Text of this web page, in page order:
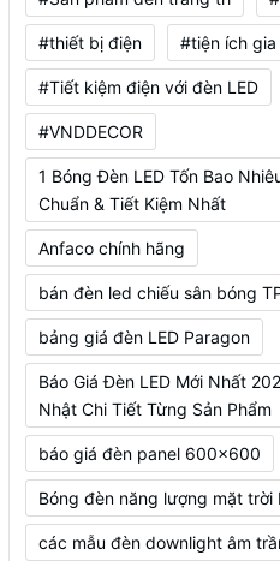
#thiết bị điện #tiện ích gia
#Tiết kiệm điện với đèn LED
#VNDDECOR
1 Bóng Đèn LED Tốn Bao
Chuẩn & Tiết Kiệm Nhất
Anfaco chính hãng
bán đèn led chiếu sân bóng
bảng giá đèn LED Paragon
Báo Giá Đèn LED Mới Nhất
Nhật Chi Tiết Từng Sản Phẩm
báo giá đèn panel 600x600
Bóng đèn năng lượng mặt trời
các mẫu đèn downlight âm